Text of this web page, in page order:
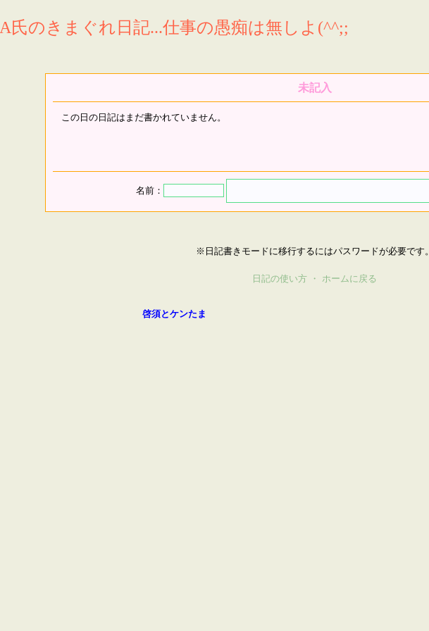
A氏のきまぐれ日記...仕事の愚痴は無しよ(^^;;
未記入
この日の日記はまだ書かれていません。
名前：
※日記書きモードに移行するにはパスワードが必要です。
日記の使い方 ・ ホームに戻る
啓須とケンたま